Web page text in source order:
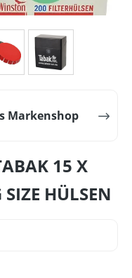
Markenshop
15 X
HÜLSEN